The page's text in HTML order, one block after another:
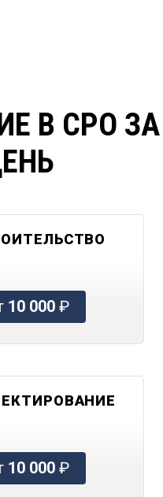
В СРО
10 000₽
10 000₽